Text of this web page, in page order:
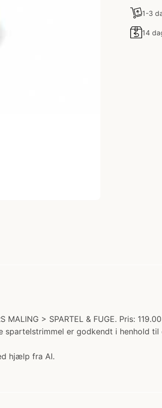
1-3
14
MALING > SPARTEL & FUGE. Pris:
er godkendt i henhold
hjælp fra AI.